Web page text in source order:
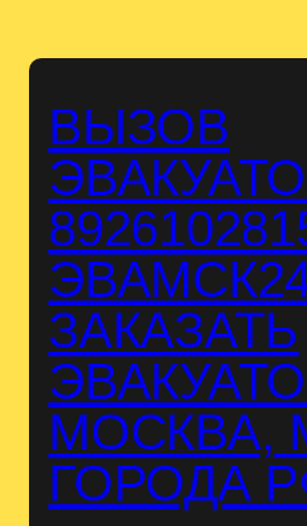
ВЫЗОВ
ЗАКАЗАТЬ
МОСКВА,
ГОРОДА